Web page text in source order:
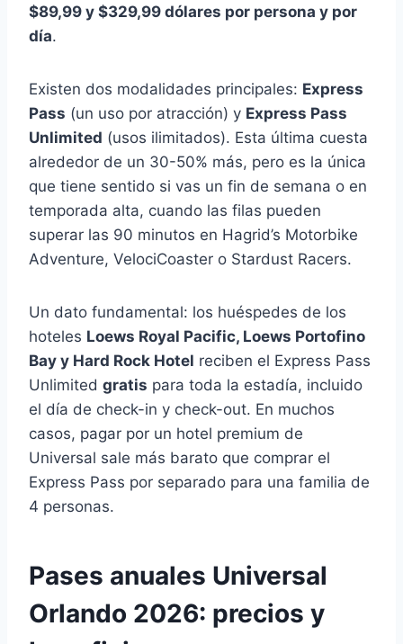
$89,99 y $329,99 dólares por persona y por
día.
Existen dos modalidades principales: Express
Pass (un uso por atracción) y Express Pass
Unlimited (usos ilimitados). Esta última cuesta
alrededor de un 30-50% más, pero es la única
que tiene sentido si vas un fin de semana o en
temporada alta, cuando las filas pueden
superar las 90 minutos en Hagrid’s Motorbike
Adventure, VelociCoaster o Stardust Racers.
Un dato fundamental: los huéspedes de los
hoteles Loews Royal Pacific, Loews Portofino
Bay y Hard Rock Hotel reciben el Express Pass
Unlimited gratis para toda la estadía, incluido
el día de check-in y check-out. En muchos
casos, pagar por un hotel premium de
Universal sale más barato que comprar el
Express Pass por separado para una familia de
4 personas.
Pases anuales Universal
Orlando 2026: precios y